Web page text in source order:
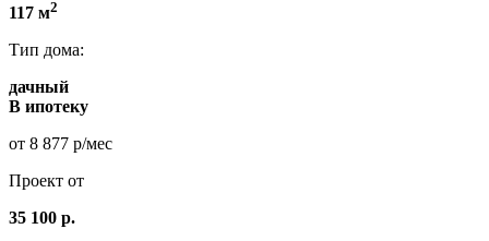
117 м2
Тип дома:
дачный
В ипотеку
от 8 877 р/мес
Проект от
35 100 р.